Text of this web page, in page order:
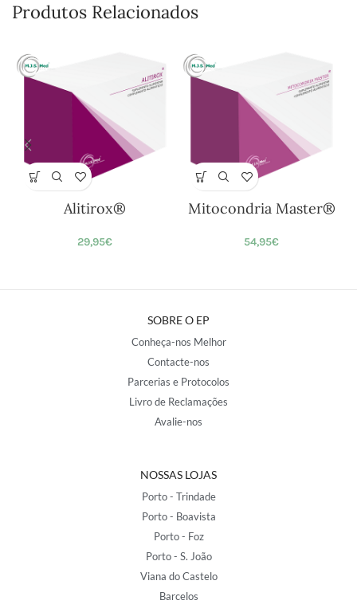
Produtos Relacionados
Alitirox®
29,95€
Mitocondria Master®
54,95€
SOBRE O EP
Conheça-nos Melhor
Contacte-nos
Parcerias e Protocolos
Livro de Reclamações
Avalie-nos
NOSSAS LOJAS
Porto - Trindade
Porto - Boavista
Porto - Foz
Porto - S. João
Viana do Castelo
Barcelos